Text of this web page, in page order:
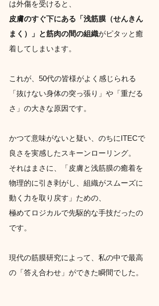
は外傷を受けると、
皮膚のすぐ下にある「浅筋膜（せんきん
まく）」と筋肉の間の組織がピタッと癒
着してしまいます。
これが、50代の皆様がよく感じられる
「抜けない身体の突っ張り」や「重だる
さ」の大きな原因です。
かつて意味がないと疑い、のちにITECで
良さを実感したスキーンローリング。
それはまさに、「皮膚と浅筋膜の癒着を
物理的に引き剥がし、組織がスムーズに
動く力を取り戻す」ための、
極めてロジカルで先駆的な手技だったの
です。
現代の筋膜研究によって、私の中で最高
の「答え合わせ」ができた瞬間でした。